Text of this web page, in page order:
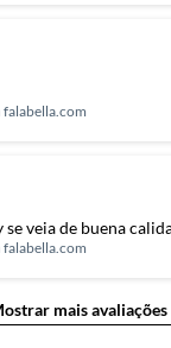
falabella.com
veia de buena
falabella.com
mais avaliações